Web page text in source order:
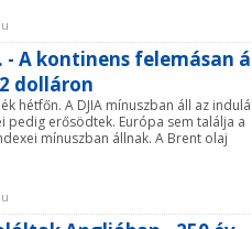
- A kontinens felemásan
dolláron
hétfőn. A DJIA mínuszban áll az
pedig erősödtek. Európa sem találja a
mínuszban állnak. A Brent olaj